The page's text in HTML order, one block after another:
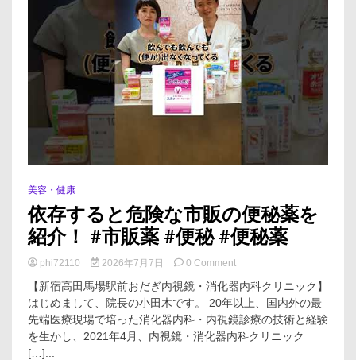
効
く
市
販
薬
美容・健康
依存すると危険な市販の便秘薬を
紹介！ #市販薬 #便秘 #便秘薬
phi72110 2026年7月7日 0 Commenton
存
す
る
と
【新宿高田馬場駅前おだぎ内視鏡・消化器内科クリニック】
はじめまして、院長の小田木です。 20年以上、国内外の最
先端医療現場で培った消化器内科・内視鏡診療の技術と経験
を生かし、2021年4月、内視鏡・消化器内科クリニック
[…]...